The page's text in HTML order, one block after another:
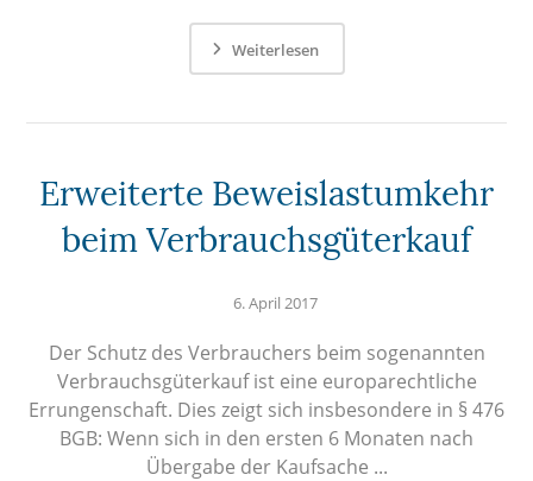
Weiterlesen
Erweiterte Beweislastumkehr
beim Verbrauchsgüterkauf
6. April 2017
Der Schutz des Verbrauchers beim sogenannten
Verbrauchsgüterkauf ist eine europarechtliche
Errungenschaft. Dies zeigt sich insbesondere in § 476
BGB: Wenn sich in den ersten 6 Monaten nach
Übergabe der Kaufsache ...